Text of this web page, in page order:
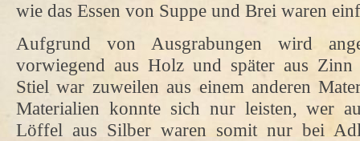
wie das Essen von Suppe und Brei waren
Aufgrund von Ausgrabungen wird
vorwiegend aus Holz und später aus Zinn
Stiel war zuweilen aus einem anderen
Materialien konnte sich nur leisten, wer
Löffel aus Silber waren somit nur bei